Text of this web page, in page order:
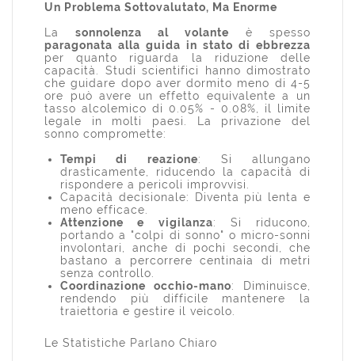
Un Problema Sottovalutato, Ma Enorme
La sonnolenza al volante è spesso
paragonata alla guida in stato di ebbrezza
per quanto riguarda la riduzione delle
capacità. Studi scientifici hanno dimostrato
che guidare dopo aver dormito meno di 4-5
ore può avere un effetto equivalente a un
tasso alcolemico di 0.05% - 0.08%, il limite
legale in molti paesi. La privazione del
sonno compromette:
Tempi di reazione: Si allungano
drasticamente, riducendo la capacità di
rispondere a pericoli improvvisi.
Capacità decisionale: Diventa più lenta e
meno efficace.
Attenzione e vigilanza: Si riducono,
portando a "colpi di sonno" o micro-sonni
involontari, anche di pochi secondi, che
bastano a percorrere centinaia di metri
senza controllo.
Coordinazione occhio-mano: Diminuisce,
rendendo più difficile mantenere la
traiettoria e gestire il veicolo.
Le Statistiche Parlano Chiaro